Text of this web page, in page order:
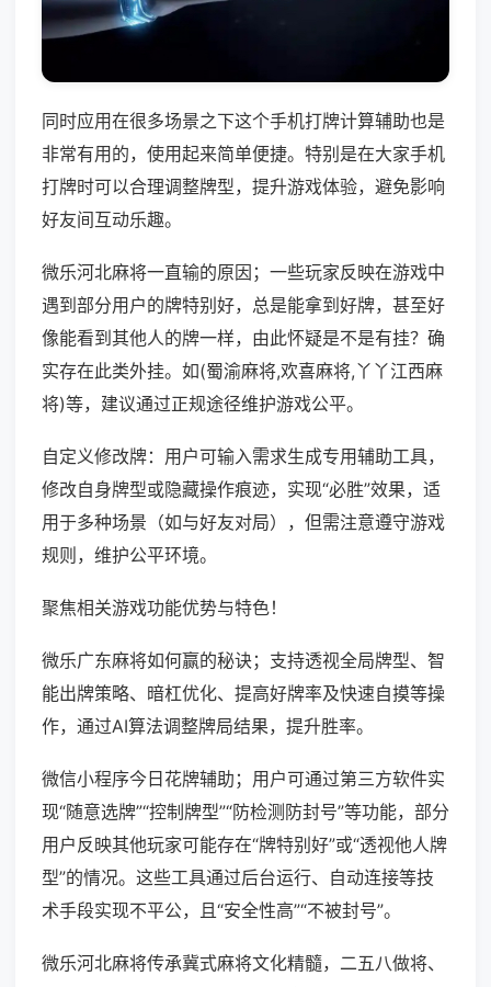
同时应用在很多场景之下这个手机打牌计算辅助也是
非常有用的，使用起来简单便捷。特别是在大家手机
打牌时可以合理调整牌型，提升游戏体验，避免影响
好友间互动乐趣。
微乐河北麻将一直输的原因；一些玩家反映在游戏中
遇到部分用户的牌特别好，总是能拿到好牌，甚至好
像能看到其他人的牌一样，由此怀疑是不是有挂？确
实存在此类外挂。如(蜀渝麻将,欢喜麻将,丫丫江西麻
将)等，建议通过正规途径维护游戏公平。
自定义修改牌：用户可输入需求生成专用辅助工具，
修改自身牌型或隐藏操作痕迹，实现“必胜”效果，适
用于多种场景（如与好友对局），但需注意遵守游戏
规则，维护公平环境。
聚焦相关游戏功能优势与特色！
微乐广东麻将如何赢的秘诀；支持透视全局牌型、智
能出牌策略、暗杠优化、提高好牌率及快速自摸等操
作，通过AI算法调整牌局结果，提升胜率。
微信小程序今日花牌辅助；用户可通过第三方软件实
现“随意选牌”“控制牌型”“防检测防封号”等功能，部分
用户反映其他玩家可能存在“牌特别好”或“透视他人牌
型”的情况。这些工具通过后台运行、自动连接等技
术手段实现不平公，且“安全性高”“不被封号”。
微乐河北麻将传承冀式麻将文化精髓，二五八做将、